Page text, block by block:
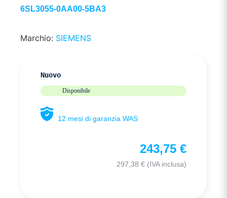
6SL3055-0AA00-5BA3
Marchio: SIEMENS
Nuovo
Disponibile
12 mesi di garanzia WAS
243,75 €
297,38 € (IVA inclusa)